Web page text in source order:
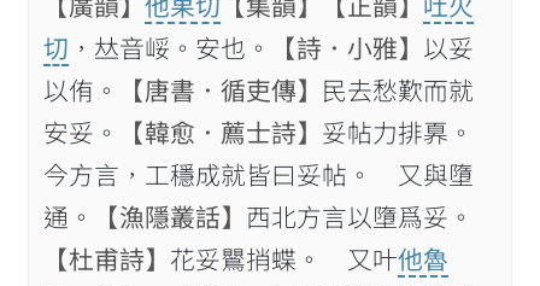
【廣韻】 他果切 【集韻】 【正韻】 吐火
切 ，𠀤音㟎。安也。 【詩．小雅】 以妥
以侑。
【唐書．循吏傳】 民去愁歎而就
安妥。
【韓愈．薦士詩】 妥帖力排奡。
今方言，工穩成就皆曰妥帖。 又與墮
通。
【漁隱叢話】 西北方言以墮爲妥。
【杜甫詩】 花妥鸎捎蝶。 又叶他魯